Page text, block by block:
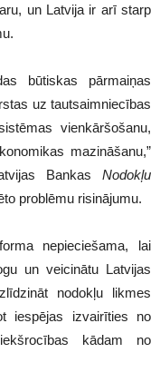
un Latvija ir arī starp
būtiskas pārmaiņas
uz tautsaimniecības
vienkāršošanu,
mazināšanu,”
Bankas Nodokļu
problēmu risinājumu.
nepieciešama, lai
un veicinātu Latvijas
nodokļu likmes
iespējas izvairīties no
kādam no